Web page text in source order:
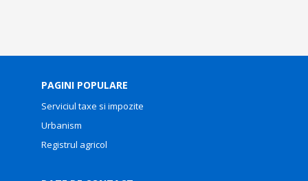
PAGINI POPULARE
Serviciul taxe si impozite
Urbanism
Registrul agricol